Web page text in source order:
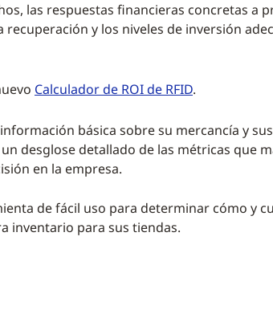
las respuestas financieras concretas a
recuperación y los niveles de inversión
Calculador de ROI de RFID.
básica sobre su mercancía y
desglose detallado de las métricas que
en la empresa.
de fácil uso para determinar cómo y
inventario para sus tiendas.